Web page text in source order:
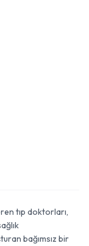
tıp doktorları,
bağımsız bir